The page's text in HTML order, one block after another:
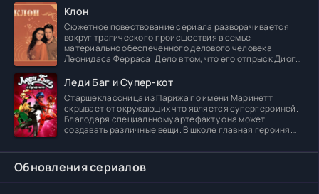
Клон
Сюжетное повествование сериала разворачивается
вокруг трагического происшествия в семье
материально обеспеченного делового человека
Леонидаса Ферраса. Дело в том, что его отпрыск Диога
Леди Баг и Супер-кот
Старшеклассница из Парижа по имени Маринетт
скрывает от окружающих что является супергероиней.
Благодаря специальному артефакту она может
создавать различные вещи. В школе главная героиня
Обновления сериалов